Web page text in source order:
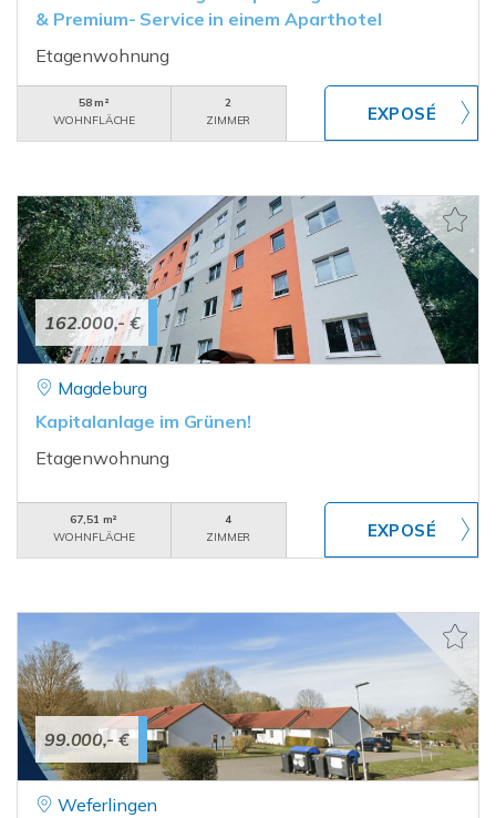
& Premium- Service in einem Aparthotel
Etagenwohnung
58 m²
WOHNFLÄCHE
2
ZIMMER
162.000,- €
Magdeburg
Kapitalanlage im Grünen!
Etagenwohnung
67,51 m²
WOHNFLÄCHE
4
ZIMMER
99.000,- €
Weferlingen